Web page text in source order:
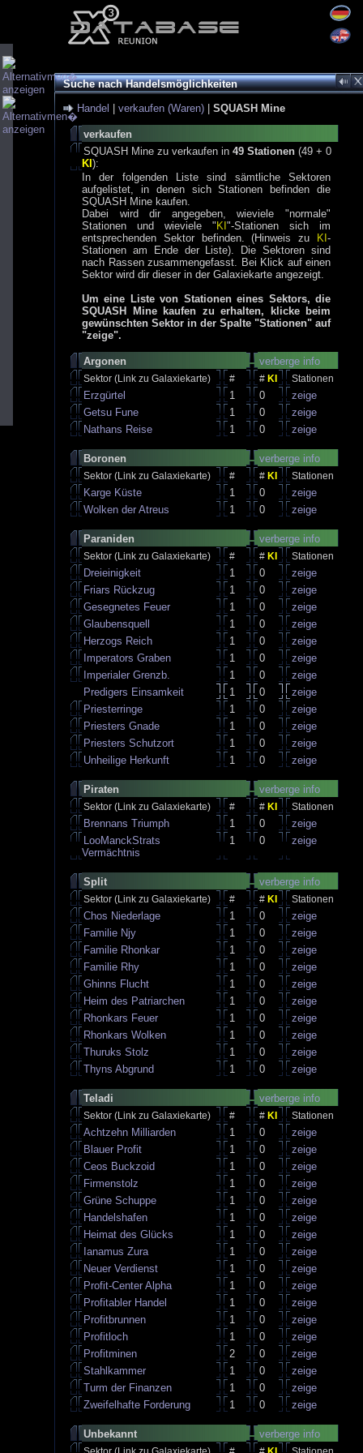
Suche nach Handelsmöglichkeiten
Handel
verkaufen (Waren) SQUASH Mine
verkaufen
SQUASH Mine zu verkaufen in 49 Stationen (49 + 0
KI ):
In der folgenden Liste sind sämtliche Sektoren
aufgelistet, in denen sich Stationen befinden die
SQUASH Mine kaufen.
Dabei wird dir angegeben, wieviele "normale"
Stationen und wieviele " KI "-Stationen sich im
entsprechenden Sektor befinden. (Hinweis zu
KI -
Stationen am Ende der Liste). Die Sektoren sind
nach Rassen zusammengefasst. Bei Klick auf einen
Sektor wird dir dieser in der Galaxiekarte angezeigt.
Um eine Liste von Stationen eines Sektors, die
SQUASH Mine kaufen zu erhalten, klicke beim
gewünschten Sektor in der Spalte "Stationen" auf
"zeige".
Argonen verberge info
Sektor (Link zu Galaxiekarte) # # KI Stationen
Erzgürtel 1 0
zeige
Getsu Fune
1 0
zeige
Nathans Reise
1 0 zeige
Boronen verberge info
Sektor (Link zu Galaxiekarte) # # KI Stationen
Karge Küste 1 0
zeige
Wolken der Atreus
1 0 zeige
Paraniden verberge info
Sektor (Link zu Galaxiekarte) # # KI Stationen
Dreieinigkeit 1 0
zeige
Friars Rückzug
1 0
zeige
Gesegnetes Feuer
1 0
zeige
Glaubensquell
1 0
zeige
Herzogs Reich
1 0
zeige
Imperators Graben
1 0
zeige
Imperialer Grenzb.
1 0
zeige
Predigers Einsamkeit
1 0
zeige
Priesterringe
1 0
zeige
Priesters Gnade
1 0
zeige
Priesters Schutzort
1 0
zeige
Unheilige Herkunft
1 0 zeige
Piraten verberge info
Sektor (Link zu Galaxiekarte) # # KI Stationen
Brennans Triumph 1 0
zeige
LooManckStrats
Vermächtnis
1 0 zeige
Split verberge info
Sektor (Link zu Galaxiekarte) # # KI Stationen
Chos Niederlage 1 0
zeige
Familie Njy
1 0
zeige
Familie Rhonkar
1 0
zeige
Familie Rhy
1 0
zeige
Ghinns Flucht
1 0
zeige
Heim des Patriarchen
1 0
zeige
Rhonkars Feuer
1 0
zeige
Rhonkars Wolken
1 0
zeige
Thuruks Stolz
1 0
zeige
Thyns Abgrund
1 0 zeige
Teladi verberge info
Sektor (Link zu Galaxiekarte) # # KI Stationen
Achtzehn Milliarden 1 0
zeige
Blauer Profit
1 0
zeige
Ceos Buckzoid
1 0
zeige
Firmenstolz
1 0
zeige
Grüne Schuppe
1 0
zeige
Handelshafen
1 0
zeige
Heimat des Glücks
1 0
zeige
Ianamus Zura
1 0
zeige
Neuer Verdienst
1 0
zeige
Profit-Center Alpha
1 0
zeige
Profitabler Handel
1 0
zeige
Profitbrunnen
1 0
zeige
Profitloch
1 0
zeige
Profitminen
2 0
zeige
Stahlkammer
1 0
zeige
Turm der Finanzen
1 0
zeige
Zweifelhafte Forderung
1 0 zeige
Unbekannt verberge info